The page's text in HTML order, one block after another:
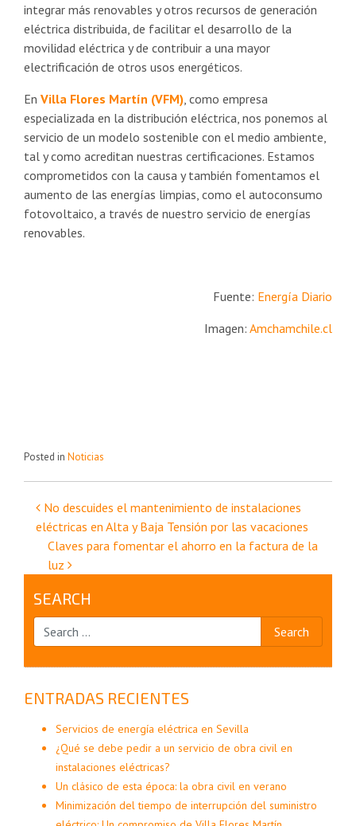
integrar más renovables y otros recursos de generación
eléctrica distribuida, de facilitar el desarrollo de la
movilidad eléctrica y de contribuir a una mayor
electrificación de otros usos energéticos.
En Villa Flores Martín (VFM), como empresa
especializada en la distribución eléctrica, nos ponemos al
servicio de un modelo sostenible con el medio ambiente,
tal y como acreditan nuestras certificaciones. Estamos
comprometidos con la causa y también fomentamos el
aumento de las energías limpias, como el autoconsumo
fotovoltaico, a través de nuestro servicio de energías
renovables.
Fuente: Energía Diario
Imagen: Amchamchile.cl
Posted in Noticias
Navegación
de
entradas
No descuides el mantenimiento de instalaciones
eléctricas en Alta y Baja Tensión por las vacaciones
Claves para fomentar el ahorro en la factura de la
luz
SEARCH
ENTRADAS RECIENTES
Servicios de energía eléctrica en Sevilla
¿Qué se debe pedir a un servicio de obra civil en
instalaciones eléctricas?
Un clásico de esta época: la obra civil en verano
Minimización del tiempo de interrupción del suministro